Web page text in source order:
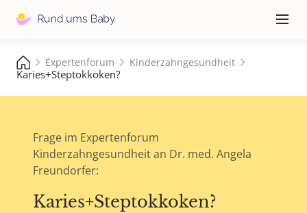
≡
Expertenforum Kinderzahngesundheit
Karies+Steptokkoken?
Frage im Expertenforum
Kinderzahngesundheit an Dr. med. Angela
Freundorfer:
Karies+Steptokkoken?